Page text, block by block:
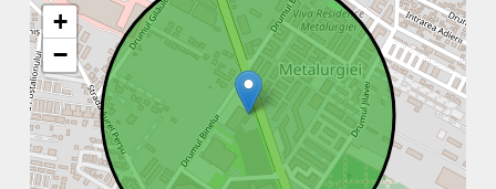
+
−